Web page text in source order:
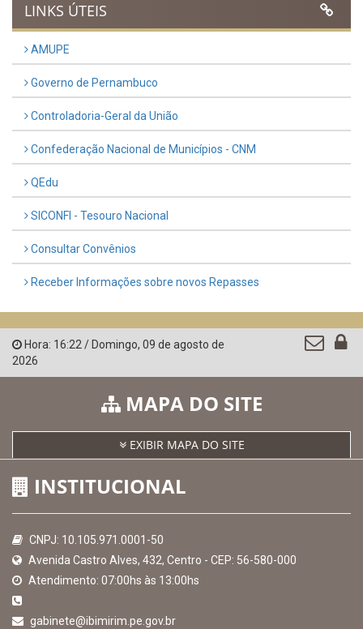
LINKS ÚTEIS
AMUPE
Governo de Pernambuco
Controladoria-Geral da União
Confederação Nacional de Municípios - CNM
QEdu
SICONFI - Tesouro Nacional
Consultar Convênios
Receber Informações sobre novos Repasses
Hora: 16:22/ Domingo, 09 de agosto de
2026
MAPA DO SITE
EXIBIR MAPA DO SITE
INSTITUCIONAL
CNPJ: 10.105.971.0001-50
Avenida Castro Alves, 432, Centro - CEP: 56-580-000
Atendimento: 07:00hs às 13:00hs
gabinete@ibimirim.pe.gov.br